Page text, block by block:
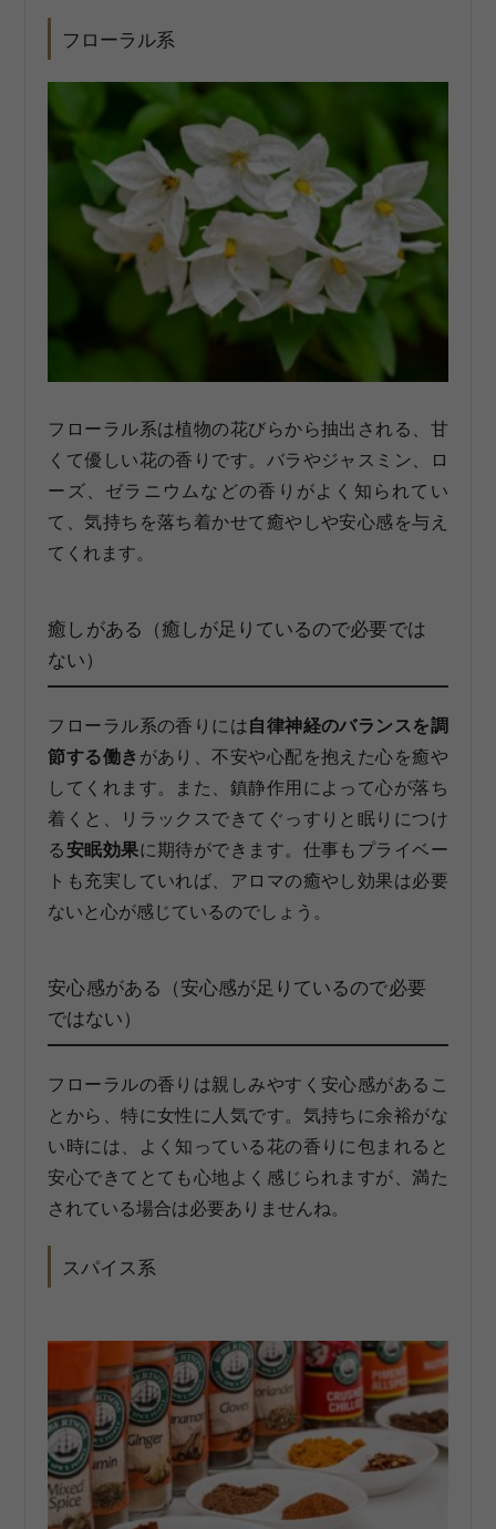
フローラル系
フローラル系は植物の花びらから抽出される、甘
くて優しい花の香りです。バラやジャスミン、ロ
ーズ、ゼラニウムなどの香りがよく知られてい
て、気持ちを落ち着かせて癒やしや安心感を与え
てくれます。
癒しがある（癒しが足りているので必要では
ない）
フローラル系の香りには自律神経のバランスを調
節する働き があり、不安や心配を抱えた心を癒や
してくれます。また、鎮静作用によって心が落ち
着くと、リラックスできてぐっすりと眠りにつけ
る安眠効果に期待ができます。仕事もプライベー
トも充実していれば、アロマの癒やし効果は必要
ないと心が感じているのでしょう。
安心感がある（安心感が足りているので必要
ではない）
フローラルの香りは親しみやすく安心感があるこ
とから、特に女性に人気です。気持ちに余裕がな
い時には、よく知っている花の香りに包まれると
安心できてとても心地よく感じられますが、満た
されている場合は必要ありませんね。
スパイス系